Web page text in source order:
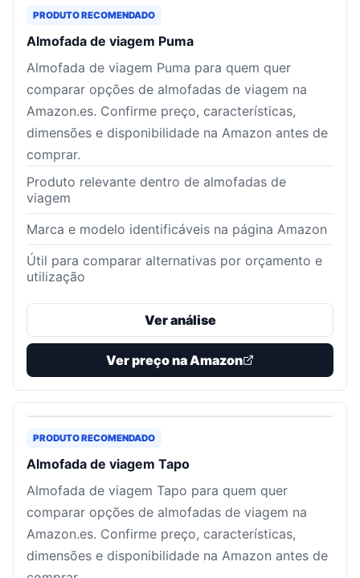
PRODUTO RECOMENDADO
Almofada de viagem Puma
Almofada de viagem Puma para quem quer
comparar opções de almofadas de viagem na
Amazon.es. Confirme preço, características,
dimensões e disponibilidade na Amazon antes de
comprar.
Produto relevante dentro de almofadas de
viagem
Marca e modelo identificáveis na página Amazon
Útil para comparar alternativas por orçamento e
utilização
Ver análise
Ver preço na Amazon
PRODUTO RECOMENDADO
Almofada de viagem Tapo
Almofada de viagem Tapo para quem quer
comparar opções de almofadas de viagem na
Amazon.es. Confirme preço, características,
dimensões e disponibilidade na Amazon antes de